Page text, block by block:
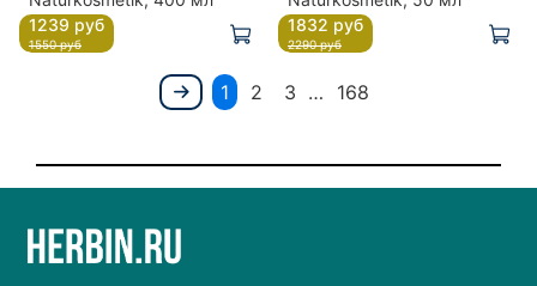
1239 руб
1550 руб
1832 руб
2290 руб
1 2 3 … 168